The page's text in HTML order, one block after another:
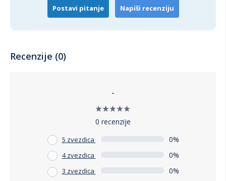
Postavi pitanje Napiši recenziju
Recenzije (0)
-
0 recenzije
5 zvezdica 0%
4 zvezdica 0%
3 zvezdica 0%